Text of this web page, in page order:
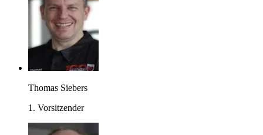
Thomas Siebers
1. Vorsitzender